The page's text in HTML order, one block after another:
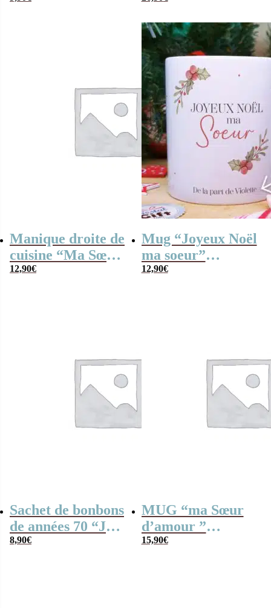
bonbons des
années 90 (Boîte
en metal)
Manique droite de
cuisine “Ma Sœur
d’amour” –
12,90€
Mug “Joyeux Noël
ma soeur”
personnalisé –
12,90€
Sachet de bonbons
de années 70 “Je
suis une soeur qui
8,90€
MUG “ma Sœur
d’amour ”
bonbons rétro 60 –
15,90€